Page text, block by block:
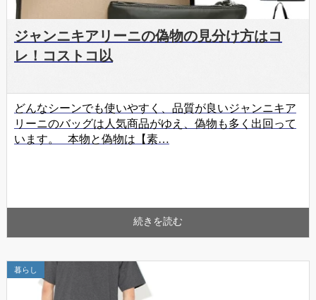
ジャンニキアリーニの偽物の見分け方はコ
レ！コストコ以
どんなシーンでも使いやすく、品質が良いジャンニキア
リーニのバッグは人気商品がゆえ、偽物も多く出回って
います。 本物と偽物は【素…
続きを読む
暮らし